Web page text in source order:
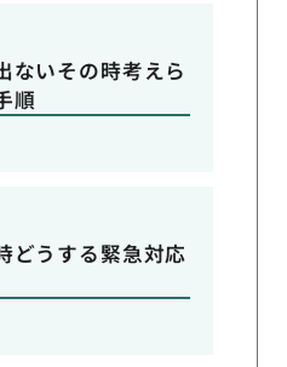
ないその時考えら
順
どうする緊急対応